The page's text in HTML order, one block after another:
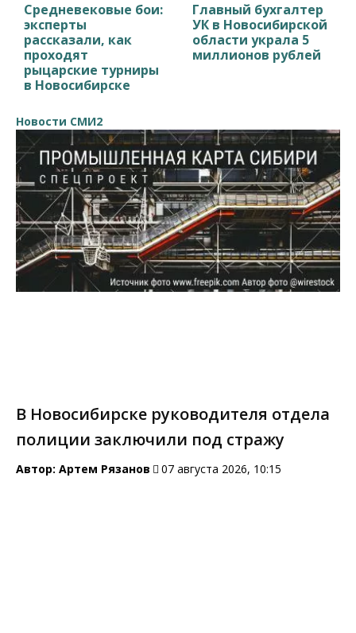
Средневековые бои:
эксперты
рассказали, как
проходят
рыцарские турниры
в Новосибирске
Главный бухгалтер
УК в Новосибирской
области украла 5
миллионов рублей
Новости СМИ2
В Новосибирске руководителя отдела
полиции заключили под стражу
Автор: Артем Рязанов 07 августа 2026, 10:15